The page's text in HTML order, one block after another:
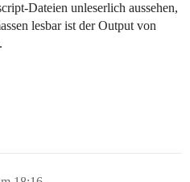
Dateien unleserlich aussehen,
lesbar ist der Output von